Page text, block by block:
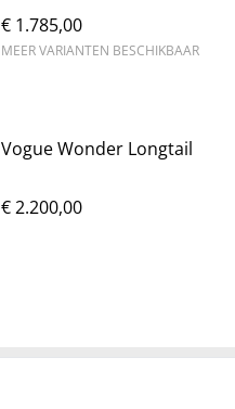
€ 1.785,00
MEER VARIANTEN BESCHIKBAAR
Vogue Wonder Longtail
€ 2.200,00